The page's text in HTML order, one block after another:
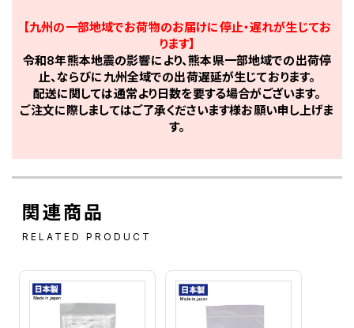
【九州の一部地域でお荷物のお届けに停止・遅れが生じてお
ります】
令和8年熊本地震の影響により、熊本県一部地域での出荷停
止、ならびに九州全域での出荷遅延が生じております。
配送に関しては通常より日数を要する場合がございます。
ご注文に際しましてはご了承くださいます様お願い申し上げま
す。
関連商品
RELATED PRODUCT